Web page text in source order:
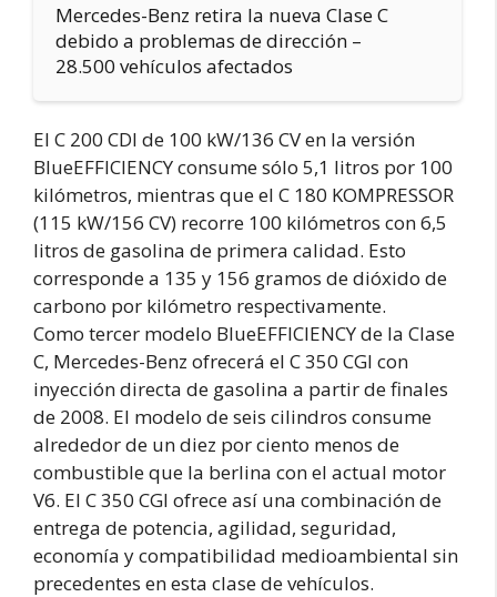
Mercedes-Benz retira la nueva Clase C
debido a problemas de dirección –
28.500 vehículos afectados
El C 200 CDI de 100 kW/136 CV en la versión
BlueEFFICIENCY consume sólo 5,1 litros por 100
kilómetros, mientras que el C 180 KOMPRESSOR
(115 kW/156 CV) recorre 100 kilómetros con 6,5
litros de gasolina de primera calidad. Esto
corresponde a 135 y 156 gramos de dióxido de
carbono por kilómetro respectivamente.
Como tercer modelo BlueEFFICIENCY de la Clase
C, Mercedes-Benz ofrecerá el C 350 CGI con
inyección directa de gasolina a partir de finales
de 2008. El modelo de seis cilindros consume
alrededor de un diez por ciento menos de
combustible que la berlina con el actual motor
V6. El C 350 CGI ofrece así una combinación de
entrega de potencia, agilidad, seguridad,
economía y compatibilidad medioambiental sin
precedentes en esta clase de vehículos.